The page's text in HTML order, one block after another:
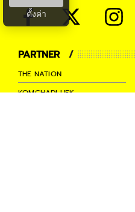
PARTNER
THE NATION
KOMCHADLUEK
ตั้งค่า